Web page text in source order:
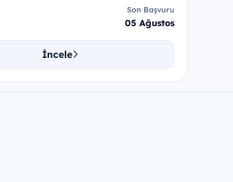
Son Başvuru
05 Ağustos
İncele